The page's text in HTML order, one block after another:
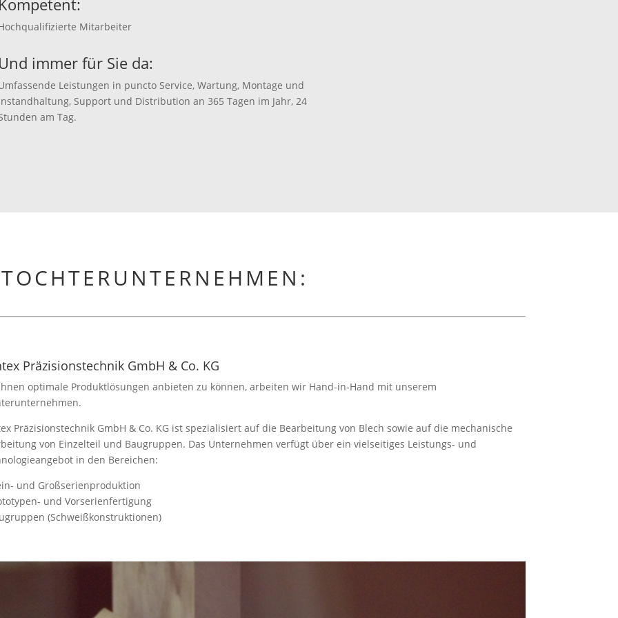
Mitarbeiter
immer für Sie da:
Leistungen in puncto Service, Wartung, Montage und
Support und Distribution an 365 Tagen im Jahr, 24
am Tag.
TOCHTERUNTERNEHMEN:
Präzisionstechnik GmbH & Co. KG
optimale Produktlösungen anbieten zu können, arbeiten wir Hand-in-Hand mit unserem
Präzisionstechnik GmbH & Co. KG ist spezialisiert auf die Bearbeitung von Blech sowie auf die mechanische
von Einzelteil und Baugruppen. Das Unternehmen verfügt über ein vielseitiges Leistungs- und
in den Bereichen:
und Großserienproduktion
und Vorserienfertigung
(Schweißkonstruktionen)